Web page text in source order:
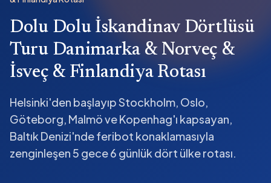
Dolu Dolu İskandinav Dörtlüsü
Turu Danimarka & Norveç &
İsveç & Finlandiya Rotası
Helsinki'den başlayıp Stockholm, Oslo,
Göteborg, Malmö ve Kopenhag'ı kapsayan,
Baltık Denizi'nde feribot konaklamasıyla
zenginleşen 5 gece 6 günlük dört ülke rotası.